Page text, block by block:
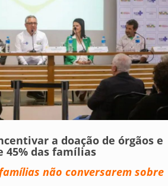
a doação de órgãos e
45% das famílias
não conversarem sobre